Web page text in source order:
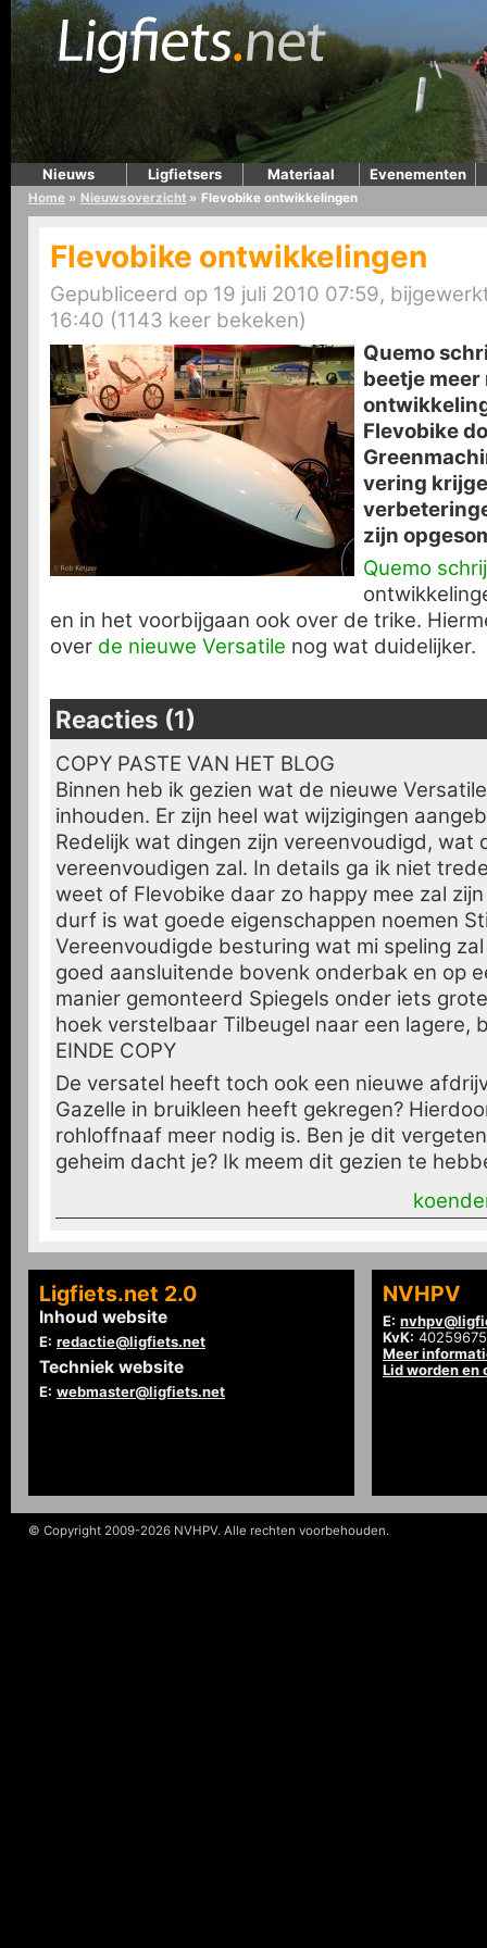
Nieuws Ligfietsers Materiaal Evenementen
Home » Nieuwsoverzicht » Flevobike ontwikkelingen
Flevobike ontwikkelingen
Gepubliceerd op 19 juli 2010 07:59,
16:40 (1143 keer bekeken)
Quemo
beetje
Flevobike
vering
zijn
Quemo
en in het voorbijgaan ook over de trike.
over de nieuwe Versatile nog wat duidelijker.
Reacties (1)
COPY PASTE VAN HET BLOG
Binnen heb ik gezien wat de nieuwe
inhouden. Er zijn heel wat wijzigingen
Redelijk wat dingen zijn vereenvoudigd, wat
vereenvoudigen zal. In details ga ik niet
weet of Flevobike daar zo happy mee zal
durf is wat goede eigenschappen noemen
Vereenvoudigde besturing wat mi speling
goed aansluitende bovenk onderbak en op
manier gemonteerd Spiegels onder iets
hoek verstelbaar Tilbeugel naar een lagere,
EINDE COPY
De versatel heeft toch ook een nieuwe
Gazelle in bruikleen heeft gekregen?
rohloffnaaf meer nodig is. Ben je dit
geheim dacht je? Ik meem dit gezien te
Ligfiets.net 2.0
Inhoud website
E: redactie@ligfiets.net
Techniek website
E: webmaster@ligfiets.net
NVHPV
E:
KvK: 40259675
Meer
Lid worden en
© Copyright 2009-2026 NVHPV. Alle rechten voorbehouden.